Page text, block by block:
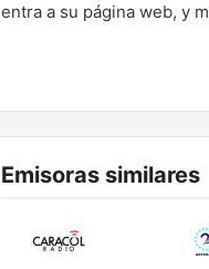
entra a su página web, y
Emisoras similares